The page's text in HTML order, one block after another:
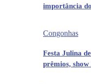
importância
Congonhas
Festa Julina
prêmios,